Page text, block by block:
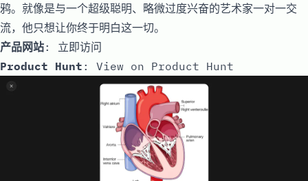
鸦。就像是与一个超级聪明、略微过度兴奋的艺术家一对一交
流，他只想让你终于明白这一切。
产品网站: 立即访问
Product Hunt : View on Product Hunt